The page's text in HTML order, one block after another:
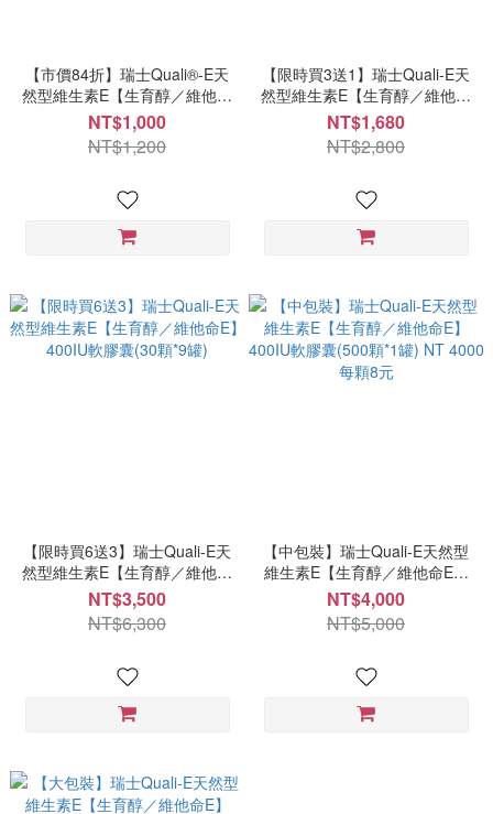
【市價84折】瑞士Quali®-E天
然型維生素E【生育醇／維他命
E】400IU軟膠囊(100顆*1罐)
NT$1,000
NT$1,200
【限時買3送1】瑞士Quali-E天
然型維生素E【生育醇／維他命
E】400IU軟膠囊(30顆*4罐)
NT$1,680
NT$2,800
【限時買6送3】瑞士Quali-E天
然型維生素E【生育醇／維他命
E】400IU軟膠囊(30顆*9罐)
NT$3,500
NT$6,300
【中包裝】瑞士Quali-E天然型
維生素E【生育醇／維他命E】
400IU軟膠囊(500顆*1罐) NT
4000 每顆8元
NT$4,000
NT$5,000